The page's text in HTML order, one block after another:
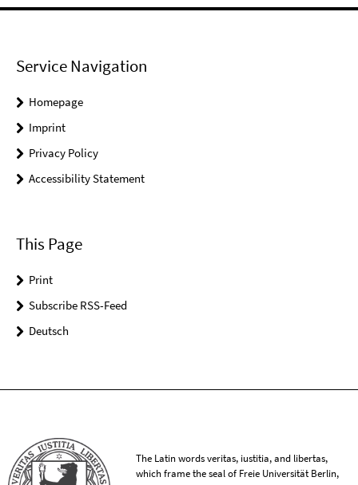
Service Navigation
Homepage
Imprint
Privacy Policy
Accessibility Statement
This Page
Print
Subscribe RSS-Feed
Deutsch
The Latin words veritas, iustitia, and libertas,
which frame the seal of Freie Universität Berlin,